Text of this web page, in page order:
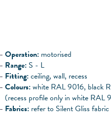
Operation: motorised
Range: S - L
Fitting:ceiling, wall, recess
Colours:white RAL 9016, black
(recess profile only in white
Fabrics: refer to Silent Gliss